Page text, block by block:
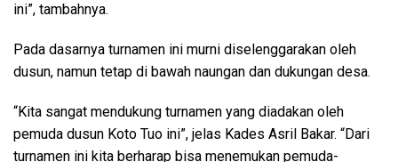
ini”, tambahnya.
Pada dasarnya turnamen ini murni diselenggarakan oleh
dusun, namun tetap di bawah naungan dan dukungan desa.
“Kita sangat mendukung turnamen yang diadakan oleh
pemuda dusun Koto Tuo ini”, jelas Kades Asril Bakar. “Dari
turnamen ini kita berharap bisa menemukan pemuda-